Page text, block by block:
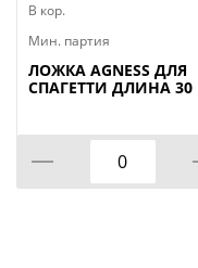
В кор.
Мин. партия
ЛОЖКА AGNESS ДЛЯ
СПАГЕТТИ ДЛИНА 30